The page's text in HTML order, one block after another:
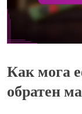
Как мога
обратен